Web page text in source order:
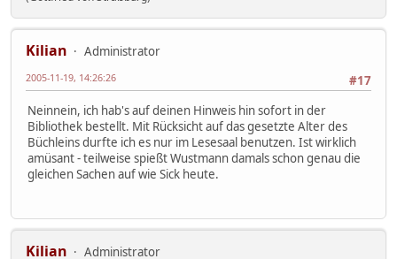
Kilian
Administrator
#17
2005-11-19, 14:26:26
Neinnein, ich hab's auf deinen Hinweis hin sofort in der
Bibliothek bestellt. Mit Rücksicht auf das gesetzte Alter des
Büchleins durfte ich es nur im Lesesaal benutzen. Ist wirklich
amüsant - teilweise spießt Wustmann damals schon genau die
gleichen Sachen auf wie Sick heute.
Kilian
Administrator